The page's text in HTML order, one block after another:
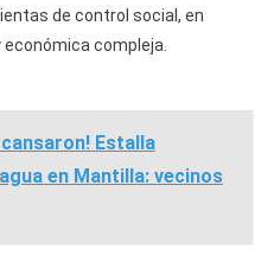
de control social, en
compleja.
cansaron! Estalla
en Mantilla: vecinos